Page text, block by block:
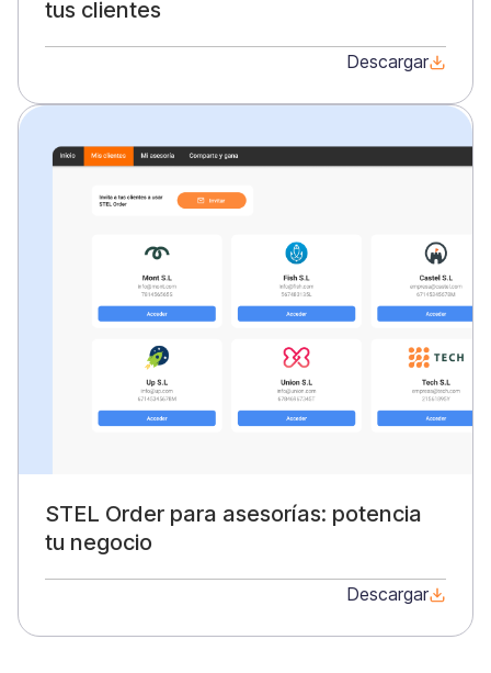
tus clientes
Descargar
STEL Order para asesorías: potencia
tu negocio
Descargar